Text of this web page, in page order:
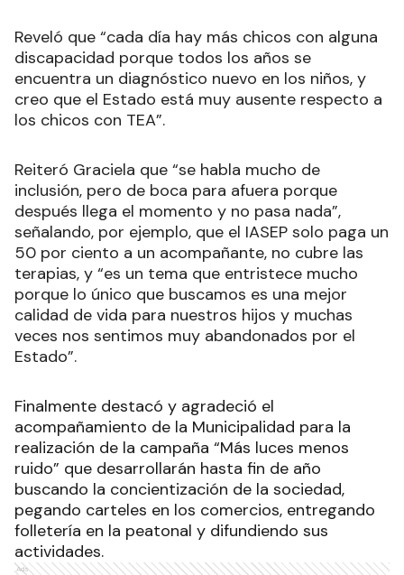
Reveló que “cada día hay más chicos con alguna
discapacidad porque todos los años se
encuentra un diagnóstico nuevo en los niños, y
creo que el Estado está muy ausente respecto a
los chicos con TEA”.
Reiteró Graciela que “se habla mucho de
inclusión, pero de boca para afuera porque
después llega el momento y no pasa nada”,
señalando, por ejemplo, que el IASEP solo paga un
50 por ciento a un acompañante, no cubre las
terapias, y “es un tema que entristece mucho
porque lo único que buscamos es una mejor
calidad de vida para nuestros hijos y muchas
veces nos sentimos muy abandonados por el
Estado”.
Finalmente destacó y agradeció el
acompañamiento de la Municipalidad para la
realización de la campaña “Más luces menos
ruido” que desarrollarán hasta fin de año
buscando la concientización de la sociedad,
pegando carteles en los comercios, entregando
folletería en la peatonal y difundiendo sus
actividades.
Ads